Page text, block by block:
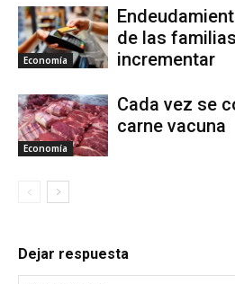
Economía
de las
incrementar
Economía
Cada vez se
carne vacuna
Dejar respuesta